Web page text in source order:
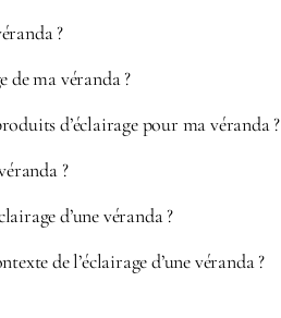
?
de ma véranda ?
d’éclairage pour ma véranda ?
?
d’une véranda ?
de l’éclairage d’une véranda ?